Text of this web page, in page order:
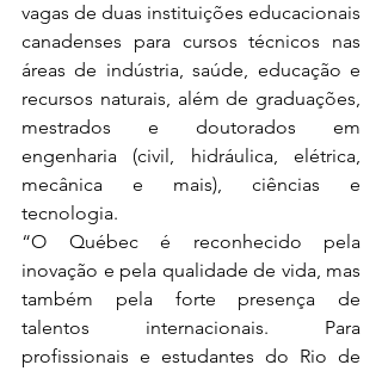
vagas de duas instituições educacionais
canadenses para cursos técnicos nas
áreas de indústria, saúde, educação e
recursos naturais, além de graduações,
mestrados e doutorados em
engenharia (civil, hidráulica, elétrica,
mecânica e mais), ciências e
tecnologia.
“O Québec é reconhecido pela
inovação e pela qualidade de vida, mas
também pela forte presença de
talentos internacionais. Para
profissionais e estudantes do Rio de